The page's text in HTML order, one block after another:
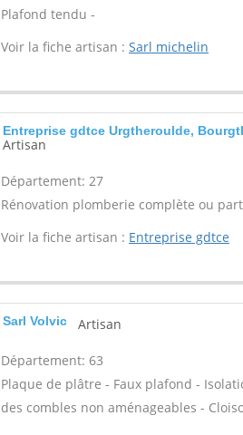
Plafond tendu -
Voir la fiche artisan : Sarl michelin
Entreprise gdtce Urgtheroulde,
Artisan
Département: 27
Rénovation plomberie complète ou
Voir la fiche artisan : Entreprise gdtce
Sarl Volvic Artisan
Département: 63
Plaque de plâtre - Faux plafond -
des combles non aménageables -